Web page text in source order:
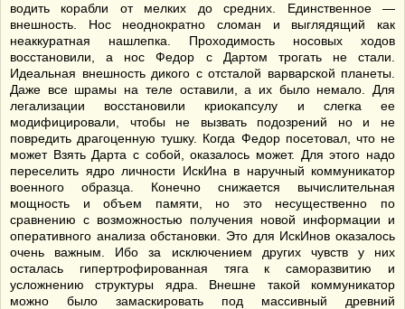
водить корабли от мелких до средних. Единственное —
внешность. Нос неоднократно сломан и выглядящий как
неаккуратная нашлепка. Проходимость носовых ходов
восстановили, а нос Федор с Дартом трогать не стали.
Идеальная внешность дикого с отсталой варварской планеты.
Даже все шрамы на теле оставили, а их было немало. Для
легализации восстановили криокапсулу и слегка ее
модифицировали, чтобы не вызвать подозрений но и не
повредить драгоценную тушку. Когда Федор посетовал, что не
может Взять Дарта с собой, оказалось может. Для этого надо
переселить ядро личности ИскИна в наручный коммуникатор
военного образца. Конечно снижается вычислительная
мощность и объем памяти, но это несущественно по
сравнению с возможностью получения новой информации и
оперативного анализа обстановки. Это для ИскИнов оказалось
очень важным. Ибо за исключением других чувств у них
осталась гипертрофированная тяга к саморазвитию и
усложнению структуры ядра. Внешне такой коммуникатор
можно было замаскировать под массивный древний